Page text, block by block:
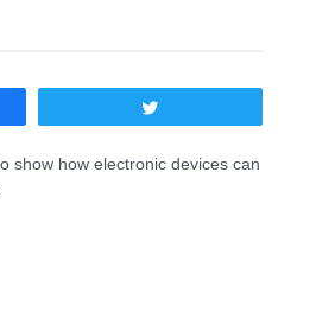
show how electronic devices can